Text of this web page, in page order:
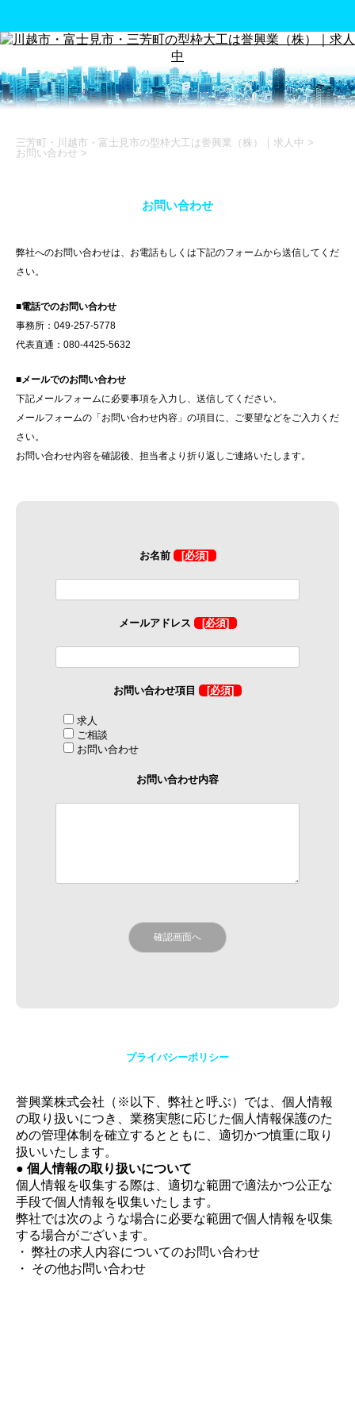
三芳町・川越市・富士見市の型枠大工は誉興業（株）｜求人中 >
お問い合わせ >
お問い合わせ
弊社へのお問い合わせは、お電話もしくは下記のフォームから送信してくだ
さい。
■電話でのお問い合わせ
事務所：049-257-5778
代表直通：080-4425-5632
■メールでのお問い合わせ
下記メールフォームに必要事項を入力し、送信してください。
メールフォームの「お問い合わせ内容」の項目に、ご要望などをご入力くだ
さい。
お問い合わせ内容を確認後、担当者より折り返しご連絡いたします。
お名前 [必須]
メールアドレス [必須]
お問い合わせ項目 [必須]
求人
ご相談
お問い合わせ
お問い合わせ内容
プライバシーポリシー
誉興業株式会社（※以下、弊社と呼ぶ）では、個人情報
の取り扱いにつき、業務実態に応じた個人情報保護のた
めの管理体制を確立するとともに、適切かつ慎重に取り
扱いいたします。
● 個人情報の取り扱いについて
個人情報を収集する際は、適切な範囲で適法かつ公正な
手段で個人情報を収集いたします。
弊社では次のような場合に必要な範囲で個人情報を収集
する場合がございます。
・ 弊社の求人内容についてのお問い合わせ
・ その他お問い合わせ